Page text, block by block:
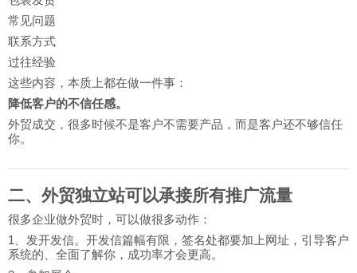
常见问题
联系方式
过往经验
这些内容，本质上都在做一件事：
降低客户的不信任感。
外贸成交，很多时候不是客户不需要产品，而是客户还不够信任
你。
二、外贸独立站可以承接所有推广流量
很多企业做外贸时，可以做很多动作：
1、发开发信。开发信篇幅有限，签名处都要加上网址，引导客户
系统的、全面了解你，成功率才会更高。